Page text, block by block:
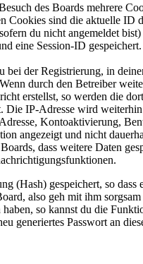
des Boards mehrere
Cookies sind die aktuelle
du nicht angemeldet
eine Session-ID
bei der Registrierung, in
durch den Betreiber
erstellst, so werden die
Die IP-Adresse wird
Kontoaktivierung,
angezeigt und nicht
dass weitere Daten
(Hash) gespeichert, so
also geh mit ihm
so kannst du die
generiertes Passwort an